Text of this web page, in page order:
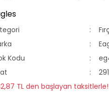
Kodu
TL den başlayan taksitlerle!